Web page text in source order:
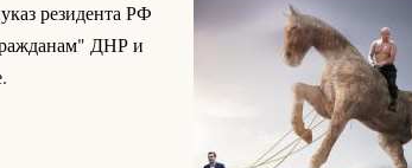
резидента РФ
ДНР и